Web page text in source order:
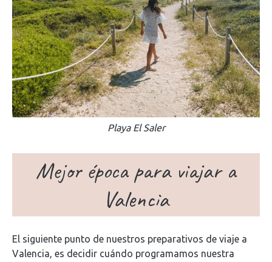
Playa El Saler
Mejor época para viajar a
Valencia
El siguiente punto de nuestros preparativos de viaje a
Valencia, es decidir cuándo programamos nuestra